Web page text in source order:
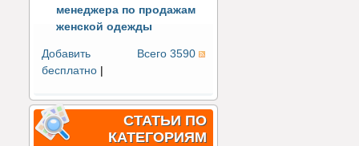
менеджера по продажам
женской одежды
Всего 3590
Добавить
бесплатно |
СТАТЬИ ПО
КАТЕГОРИЯМ